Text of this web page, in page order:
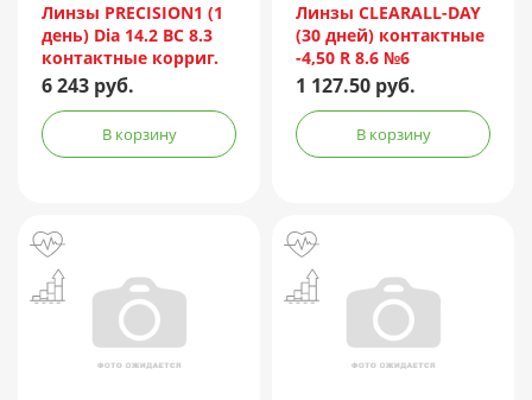
Линзы PRECISION1 (1
день) Dia 14.2 BC 8.3
контактные корриг.
(-7,00) №90
6 243 руб.
В корзину
Линзы CLEARALL-DAY
(30 дней) контактные
-4,50 R 8.6 №6
1 127.50 руб.
В корзину